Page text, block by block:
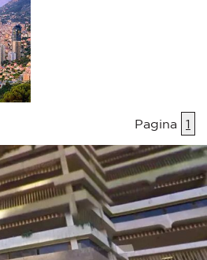
Pagina 1